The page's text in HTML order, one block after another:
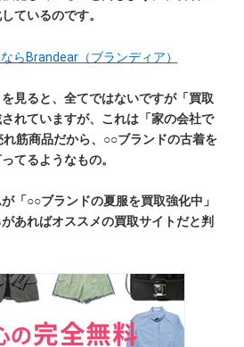
ているのです。
見ると、全てではないですが「買取
れていますが、これは「家の会社で
筋商品だから、○○ブランドの古着を
てるようなもの。
「○○ブランドの夏服を買取強化中」
あればオススメの買取サイトだと判